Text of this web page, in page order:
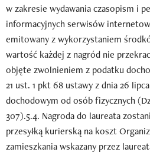
w zakresie wydawania czasopism i
informacyjnych serwisów
emitowany z wykorzystaniem
wartość każdej z nagród nie
objęte zwolnieniem z podatku
21 ust. 1 pkt 68 ustawy z dnia 26
dochodowym od osób fizycznych
307).5.4. Nagroda do laureata
przesyłką kurierską na koszt
zamieszkania wskazany przez